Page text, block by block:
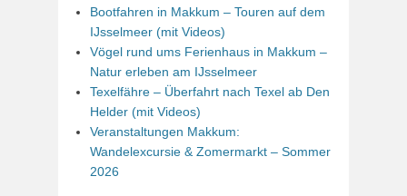
Bootfahren in Makkum – Touren auf dem
IJsselmeer (mit Videos)
Vögel rund ums Ferienhaus in Makkum –
Natur erleben am IJsselmeer
Texelfähre – Überfahrt nach Texel ab Den
Helder (mit Videos)
Veranstaltungen Makkum:
Wandelexcursie & Zomermarkt – Sommer
2026